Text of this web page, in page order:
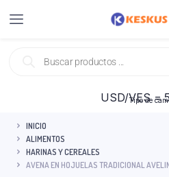
Tipo de
USD/VES =
INICIO
ALIMENTOS
HARINAS Y CEREALES
AVENA EN HOJUELAS TRADICIONAL